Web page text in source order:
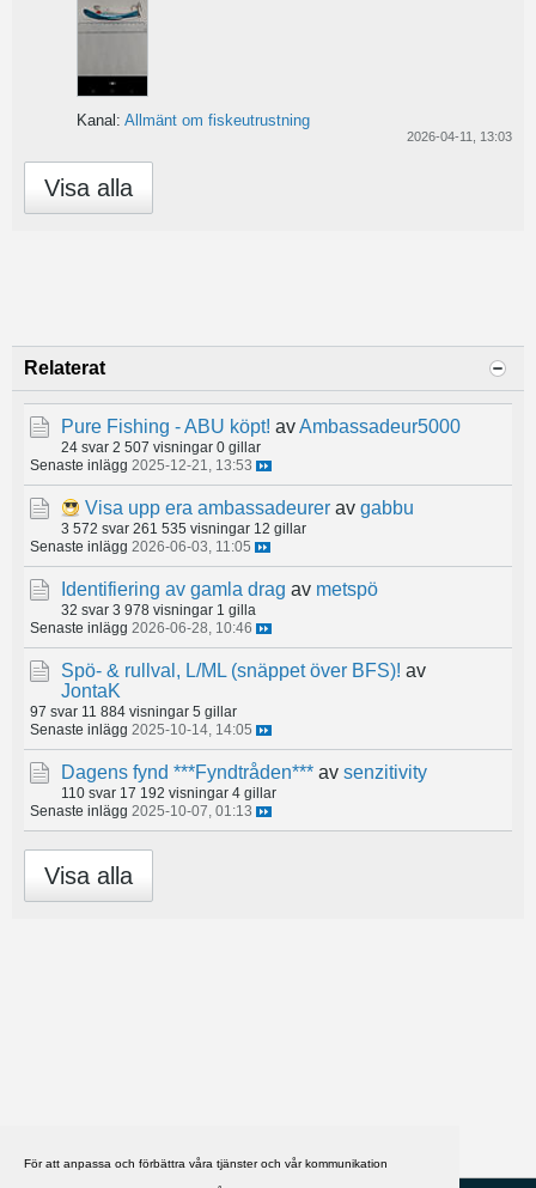
För att anpassa och förbättra våra tjänster och vår kommunikation
Kanal: Allmänt om fiskeutrustning
2026-04-11, 13:03
Visa alla
Relaterat
Pure Fishing - ABU köpt! avAmbassadeur5000
24 svar 2 507 visningar 0 gillar
Senaste inlägg 2025-12-21, 13:53
Visa upp era ambassadeurer av gabbu
3 572 svar 261 535 visningar 12 gillar
Senaste inlägg 2026-06-03, 11:05
Identifiering av gamla drag av metspö
32 svar 3 978 visningar 1 gilla
Senaste inlägg 2026-06-28, 10:46
Spö- & rullval, L/ML (snäppet över BFS)! av
JontaK
97 svar 11 884 visningar 5 gillar
Senaste inlägg 2025-10-14, 14:05
Dagens fynd ***Fyndtråden*** av senzitivity
110 svar 17 192 visningar 4 gillar
Senaste inlägg 2025-10-07, 01:13
Visa alla